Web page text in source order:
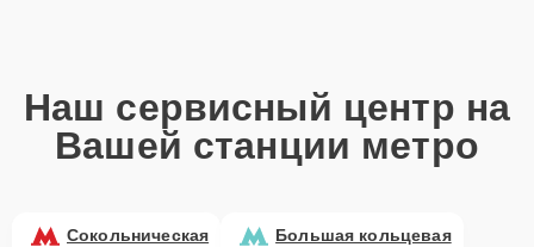
Наш сервисный центр на
Вашей станции метро
Сокольническая Большая кольцевая